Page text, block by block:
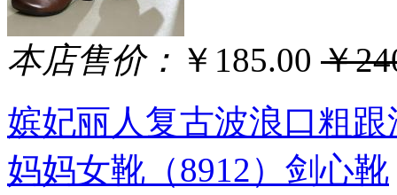
本店售价： ￥185.00 ￥
嫔妃丽人复古波浪口粗
妈妈女靴（8912）剑心靴